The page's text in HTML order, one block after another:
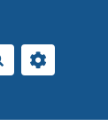
Search